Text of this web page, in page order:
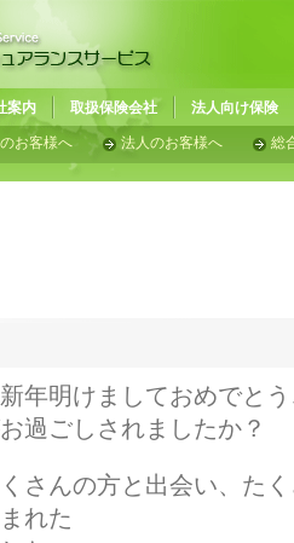
案内 取扱保険会社 法人向け保険
お客様へ 法人のお客様へ 総
年明けましておめでと
過ごしされましたか？
さんの方と出会い、た
れた